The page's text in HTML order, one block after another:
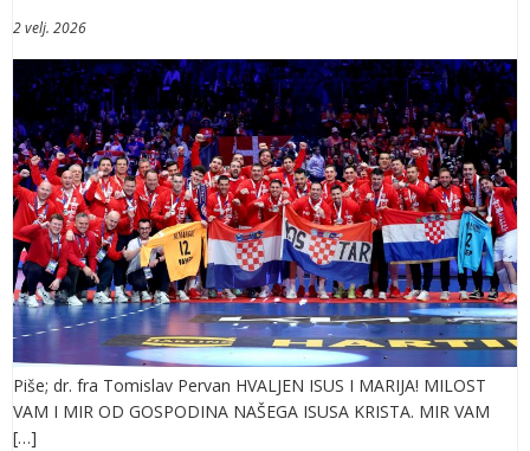
2 velj. 2026
Piše; dr. fra Tomislav Pervan HVALJEN ISUS I MARIJA! MILOST
VAM I MIR OD GOSPODINA NAŠEGA ISUSA KRISTA. MIR VAM
[…]